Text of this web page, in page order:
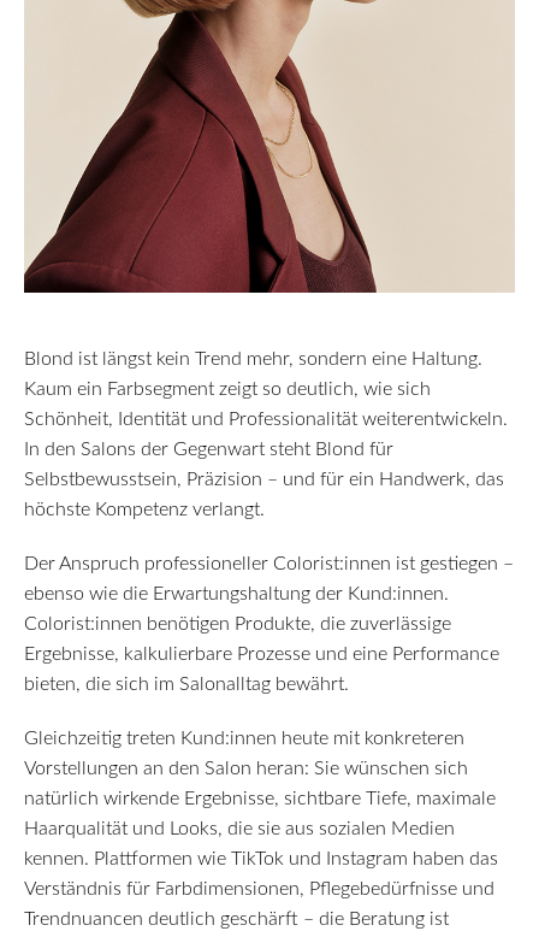
Blond ist längst kein Trend mehr, sondern eine Haltung.
Kaum ein Farbsegment zeigt so deutlich, wie sich
Schönheit, Identität und Professionalität weiterentwickeln.
In den Salons der Gegenwart steht Blond für
Selbstbewusstsein, Präzision – und für ein Handwerk, das
höchste Kompetenz verlangt.
Der Anspruch professioneller Colorist:innen ist gestiegen –
ebenso wie die Erwartungshaltung der Kund:innen.
Colorist:innen benötigen Produkte, die zuverlässige
Ergebnisse, kalkulierbare Prozesse und eine Performance
bieten, die sich im Salonalltag bewährt.
Gleichzeitig treten Kund:innen heute mit konkreteren
Vorstellungen an den Salon heran: Sie wünschen sich
natürlich wirkende Ergebnisse, sichtbare Tiefe, maximale
Haarqualität und Looks, die sie aus sozialen Medien
kennen. Plattformen wie TikTok und Instagram haben das
Verständnis für Farbdimensionen, Pflegebedürfnisse und
Trendnuancen deutlich geschärft – die Beratung ist